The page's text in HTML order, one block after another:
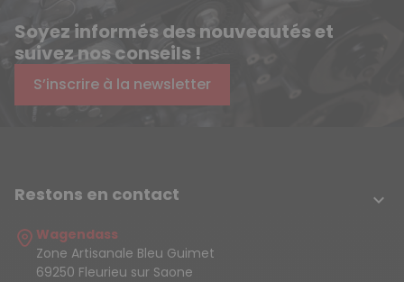
Soyez informés des nouveautés et
suivez nos conseils !
S’inscrire à la newsletter
Restons en contact 
Wagendass
Zone Artisanale Bleu Guimet
69250 Fleurieu sur Saone